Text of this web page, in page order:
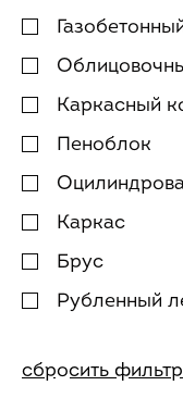
Каркасный
Пеноблок
Каркас
Брус
Рубленный